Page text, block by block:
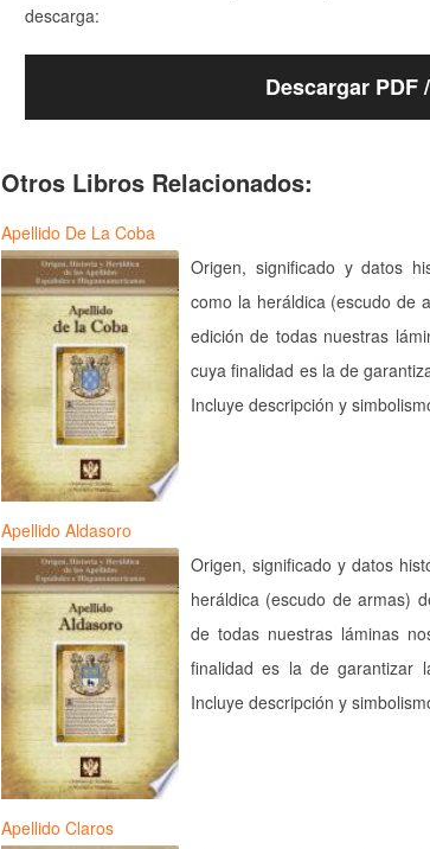
descarga:
Descargar PDF
Otros Libros Relacionados:
Apellido De La Coba
Origen, significado y datos
como la heráldica (escudo de
edición de todas nuestras
cuya finalidad es la de
Incluye descripción y
Apellido Aldasoro
Origen, significado y datos
heráldica (escudo de armas)
de todas nuestras láminas
finalidad es la de garantizar
Incluye descripción y
Apellido Claros